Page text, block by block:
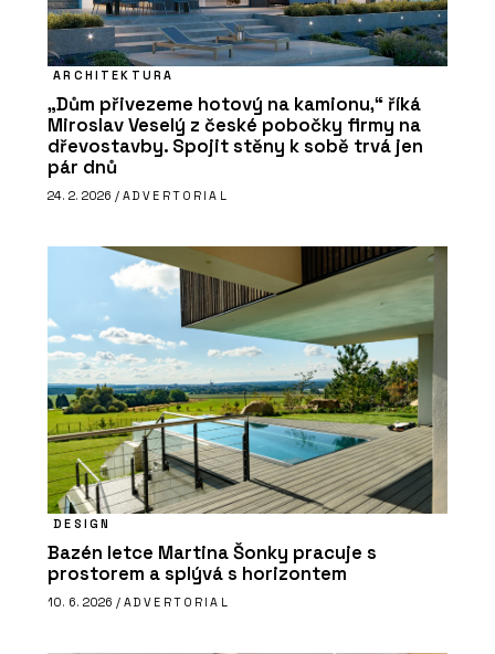
ARCHITEKTURA
„Dům přivezeme hotový na kamionu,“ říká
Miroslav Veselý z české pobočky firmy na
dřevostavby. Spojit stěny k sobě trvá jen
pár dnů
24. 2. 2026 / ADVERTORIAL
DESIGN
Bazén letce Martina Šonky pracuje s
prostorem a splývá s horizontem
10. 6. 2026 / ADVERTORIAL